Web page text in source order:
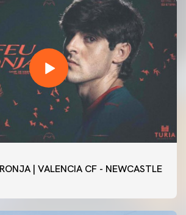
| VALENCIA CF - NEWCASTLE